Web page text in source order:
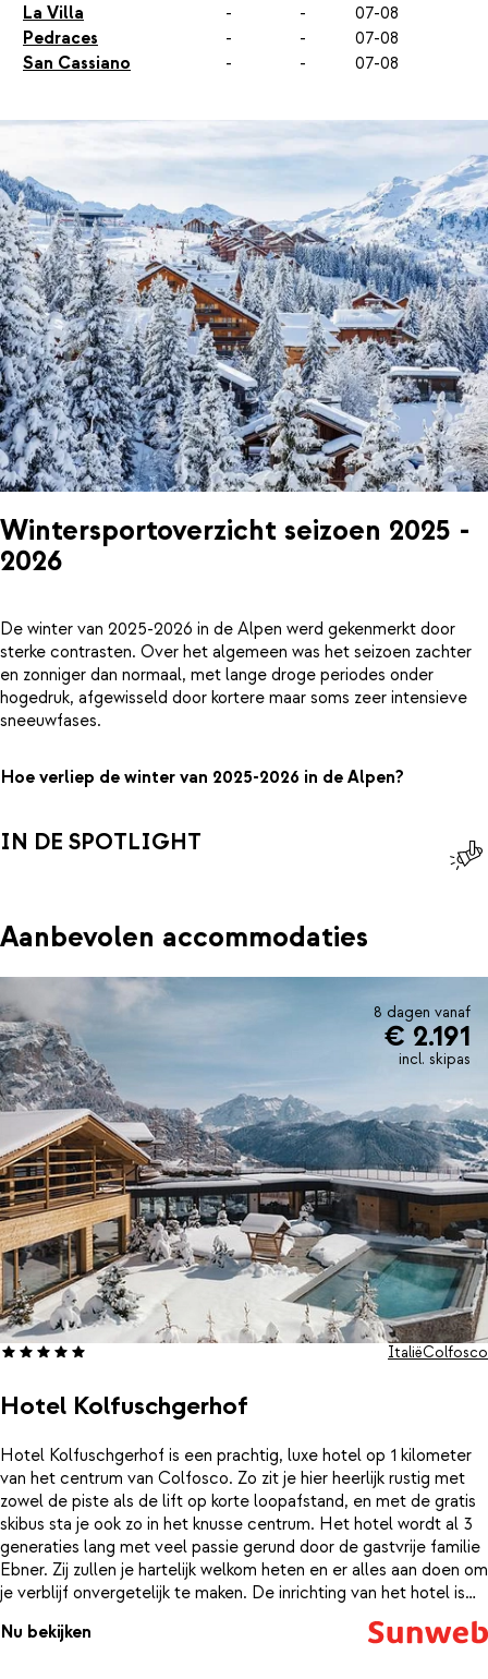
La Villa
- -
07-08
Pedraces
- -
07-08
San Cassiano
- - 07-08
Wintersportoverzicht seizoen 2025 -
2026
De winter van 2025-2026 in de Alpen werd gekenmerkt door
sterke contrasten. Over het algemeen was het seizoen zachter
en zonniger dan normaal, met lange droge periodes onder
hogedruk, afgewisseld door kortere maar soms zeer intensieve
sneeuwfases.
Hoe verliep de winter van 2025-2026 in de Alpen?
IN DE SPOTLIGHT
Aanbevolen accommodaties
8 dagen vanaf
€ 2.191
incl. skipas
Hotel Kolfuschgerhof
ItaliëColfosco
Hotel Kolfuschgerhof is een prachtig, luxe hotel op 1 kilometer
van het centrum van Colfosco. Zo zit je hier heerlijk rustig met
zowel de piste als de lift op korte loopafstand, en met de gratis
skibus sta je ook zo in het knusse centrum. Het hotel wordt al 3
generaties lang met veel passie gerund door de gastvrije familie
Ebner. Zij zullen je hartelijk welkom heten en er alles aan doen om
je verblijf onvergetelijk te maken. De inrichting van het hotel is
een smaakvolle mix van traditioneel en modern, wat voor veel
sfeer zorgt. 's Morgens begin je de dag goed met een uitgebreid
Nu bekijken